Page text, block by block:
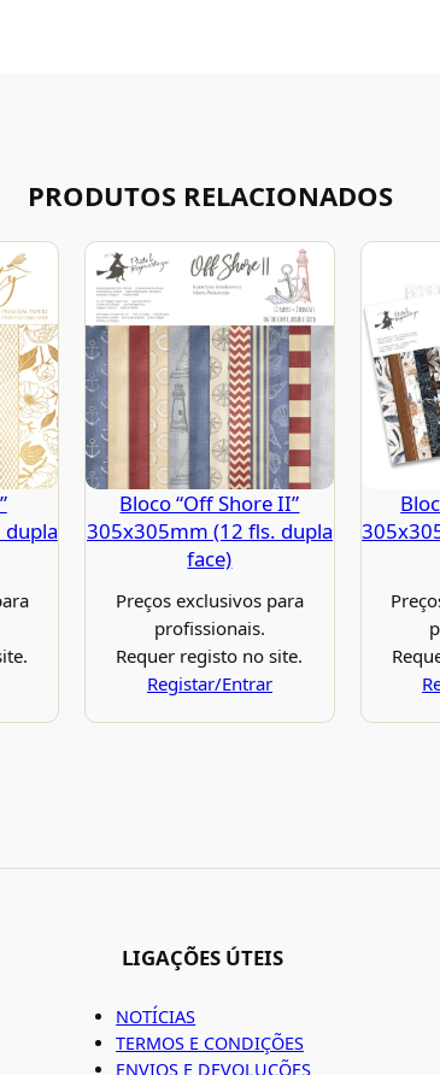
PRODUTOS RELACIONADOS
Bloco “Off Shore II”
305x305mm (12 fls. dupla
face)
Preços exclusivos para
profissionais.
Requer registo no site.
Registar/Entrar
LIGAÇÕES ÚTEIS
NOTÍCIAS
TERMOS E CONDIÇÕES
ENVIOS E DEVOLUÇÕES